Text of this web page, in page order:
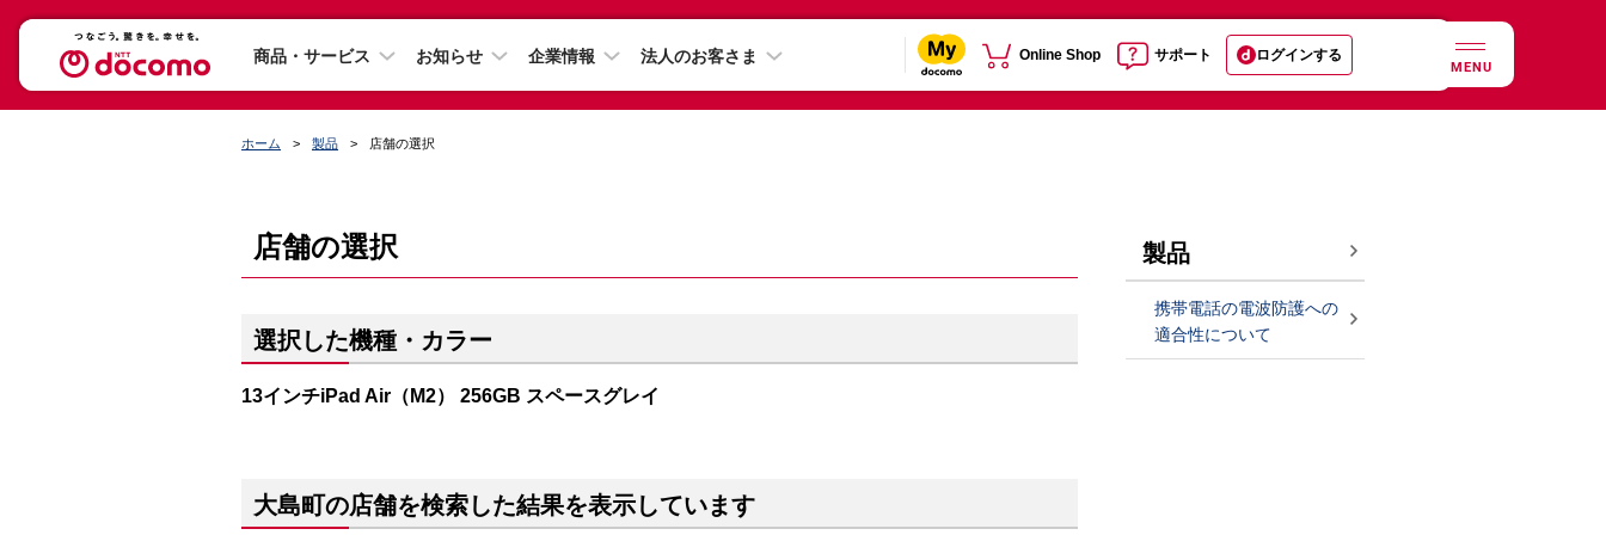
商品・サービス お知らせ 企業情報 法人のお客さま Online Shop サポート ログインする
MENU
ホーム 製品 店舗の選択
店舗の選択
選択した機種・カラー
13インチiPad Air（M2） 256GB スペースグレイ
大島町の店舗を検索した結果を表示しています
製品
携帯電話の電波防護への
適合性について